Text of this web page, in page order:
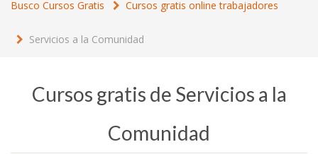
Busco Cursos Gratis Cursos gratis online trabajadores
Servicios a la Comunidad
Cursos gratis de Servicios a la
Comunidad